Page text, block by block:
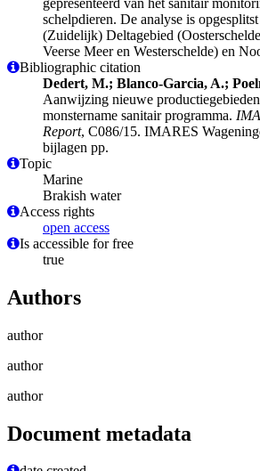
schelpdieren. De analyse is
(Zuidelijk) Deltagebied
Veerse Meer en Westerschelde) en
Bibliographic citation
Dedert, M.; Blanco-Garcia, A.;
Aanwijzing nieuwe
monstername sanitair programma.
Report, C086/15. IMARES
bijlagen pp.
Topic
Marine
Brakish water
Access rights
open access
Is accessible for free
true
Authors
author
author
author
Document metadata